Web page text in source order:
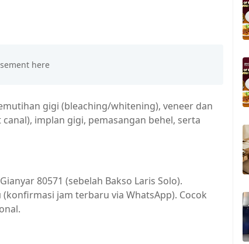
gigi (bleaching/whitening), veneer dan
implan gigi, pemasangan behel, serta
80571 (sebelah Bakso Laris Solo).
(konfirmasi jam terbaru via WhatsApp). Cocok